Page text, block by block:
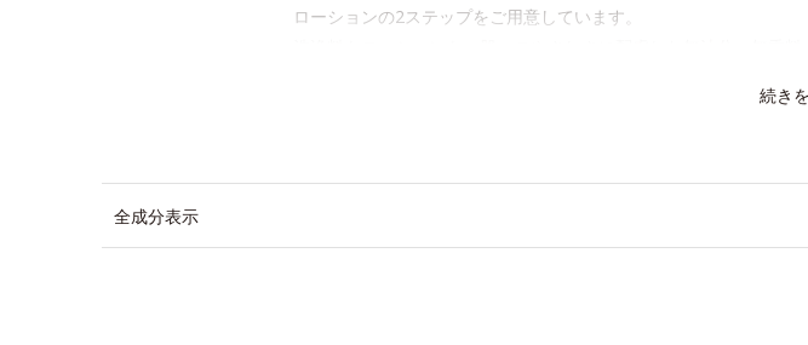
ローションの2ステップをご用意しています。
たっぷりの泡で汚れをしっかりオフし、ニキビケ
続き
全成分表示